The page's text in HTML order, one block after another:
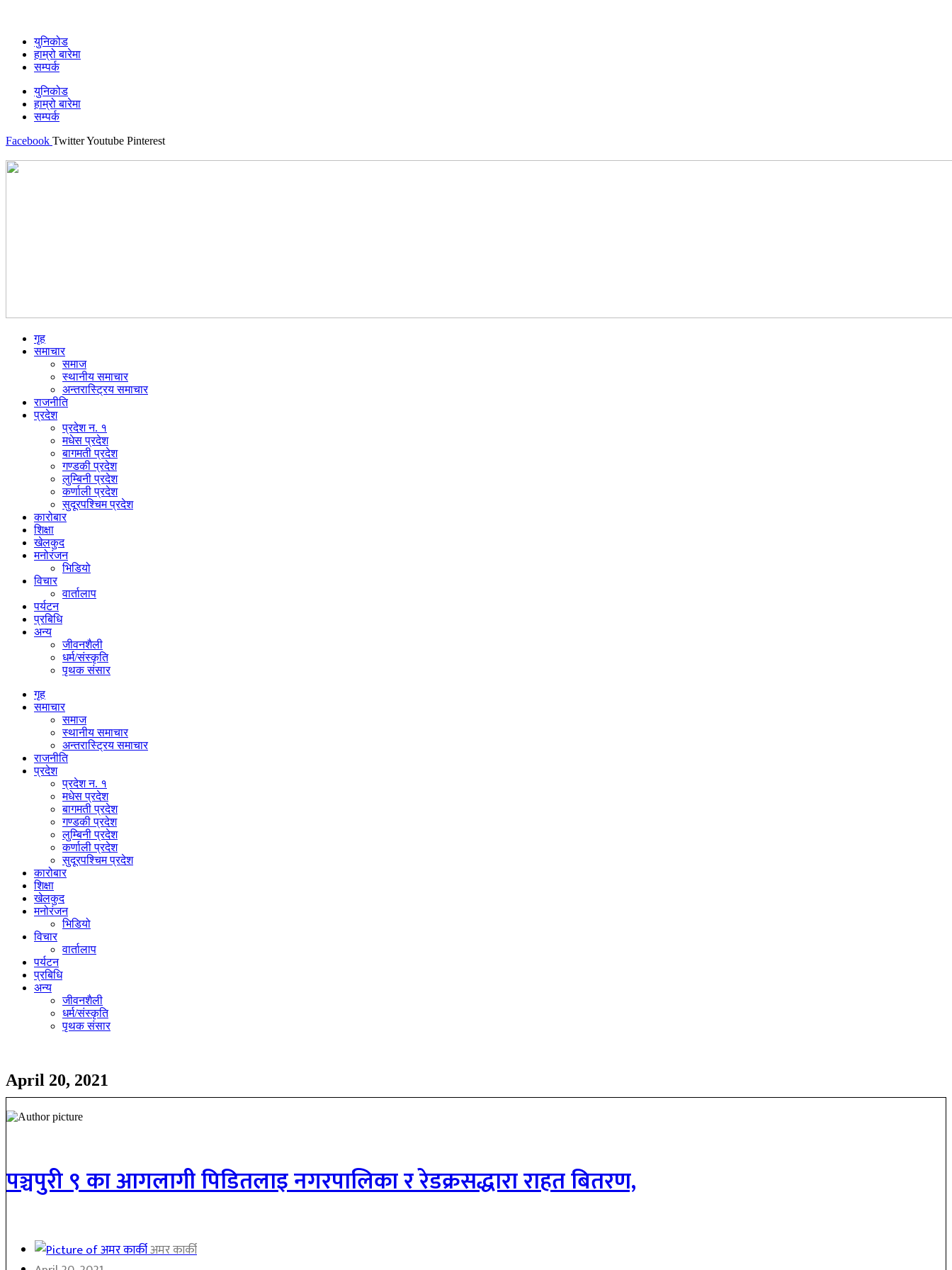
युनिकोड
हाम्रो बारेमा
सम्पर्क
युनिकोड
हाम्रो बारेमा
सम्पर्क
Facebook TwitterYoutube Pinterest
गृह
समाचार
समाज
स्थानीय समाचार
अन्तरास्ट्रिय समाचार
राजनीति
प्रदेश
प्रदेश न. १
मधेस प्रदेश
बागमती प्रदेश
गण्डकी प्रदेश
लुम्बिनी प्रदेश
कर्णाली प्रदेश
सुदूरपश्चिम प्रदेश
कारोबार
शिक्षा
खेलकुद
मनोरंजन
भिडियो
विचार
वार्तालाप
पर्यटन
प्रबिधि
अन्य
जीवनशैली
धर्म/संस्कृति
पृथक संसार
गृह
समाचार
समाज
स्थानीय समाचार
अन्तरास्ट्रिय समाचार
राजनीति
प्रदेश
प्रदेश न. १
मधेस प्रदेश
बागमती प्रदेश
गण्डकी प्रदेश
लुम्बिनी प्रदेश
कर्णाली प्रदेश
सुदूरपश्चिम प्रदेश
कारोबार
शिक्षा
खेलकुद
मनोरंजन
भिडियो
विचार
वार्तालाप
पर्यटन
प्रबिधि
अन्य
जीवनशैली
धर्म/संस्कृति
पृथक संसार
April 20, 2021
पञ्चपुरी ९ का आगलागी पिडितलाइ नगरपालिका र रेडक्रसद्धारा राहत बितरण,
अमर कार्की